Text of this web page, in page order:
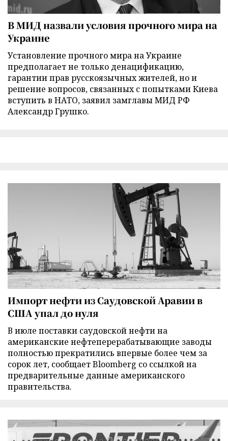
В МИД назвали условия прочного мира на
Украине
Установление прочного мира на Украине
предполагает не только денацификацию,
гарантии прав русскоязычных жителей, но и
решение вопросов, связанных с попытками Киева
вступить в НАТО, заявил замглавы МИД РФ
Александр Грушко.
Импорт нефти из Саудовской Аравии в
США упал до нуля
В июле поставки саудовской нефти на
американские нефтеперерабатывающие заводы
полностью прекратились впервые более чем за
сорок лет, сообщает Bloomberg со ссылкой на
предварительные данные американского
правительства.